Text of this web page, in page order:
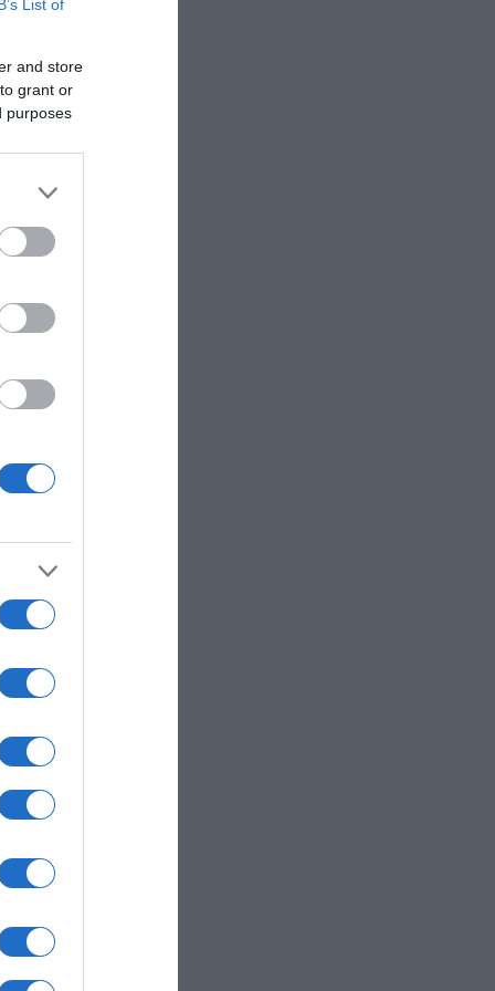
List of
and store
grant or
purposes
βάρος